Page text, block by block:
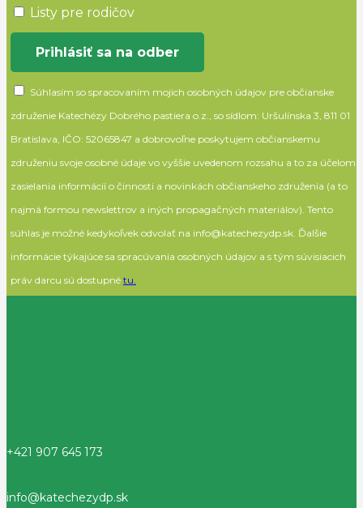
Listy pre rodičov
Prihlásiť sa na odber
Súhlasím so spracovaním mojich osobných údajov pre občianske
združenie Katechézy Dobrého pastiera o.z., so sídlom: Uršulínska 3, 811 01
Bratislava, IČO: 52065847 a dobrovoľne poskytujem občianskemu
združeniu svoje osobné údaje vo vyššie uvedenom rozsahu a to za účelom
zasielania informácií o činnosti a novinkách občianskeho združenia (a to
najmä formou newslettrov a iných propagačných materiálov). Tento
súhlas je možné kedykoľvek odvolať na info@katechezydp.sk. Ďalšie
informácie týkajúce sa spracúvania osobných údajov a s tým súvisiacich
práv darcu sú dostupné tu.
+421 907 645 173
info@katechezydp.sk